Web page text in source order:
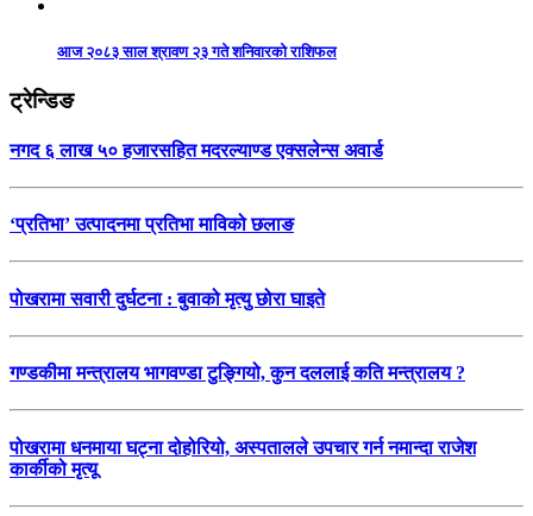
आज २०८३ साल श्रावण २३ गते शनिवारको राशिफल
ट्रेन्डिङ
नगद ६ लाख ५० हजारसहित मदरल्याण्ड एक्सलेन्स अवार्ड
‘प्रतिभा’ उत्पादनमा प्रतिभा माविको छलाङ
पोखरामा सवारी दुर्घटना : बुवाको मृत्यु छोरा घाइते
गण्डकीमा मन्त्रालय भागवण्डा टुङ्गियो, कुन दललाई कति मन्त्रालय ?
पोखरामा धनमाया घट्ना दोहोरियो, अस्पतालले उपचार गर्न नमान्दा राजेश
कार्कीको मृत्यू